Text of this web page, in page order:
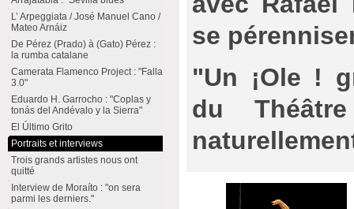
se
"Un ¡Ole !
du
L’ Arpeggiata / José Manuel Cano /
Mateo Arnáiz
De Pérez (Prado) à (Gato) Pérez :
la rumba catalane
Camerata Flamenco Project : "Falla
3.0"
Eduardo H. Garrocho : "Coplas y
tonás del Andévalo y la Sierra"
El Último Grito
Portraits et interviews
Trois grands artistes nous ont
quitté
Interview de Moraíto : "on sera
parmi les derniers."